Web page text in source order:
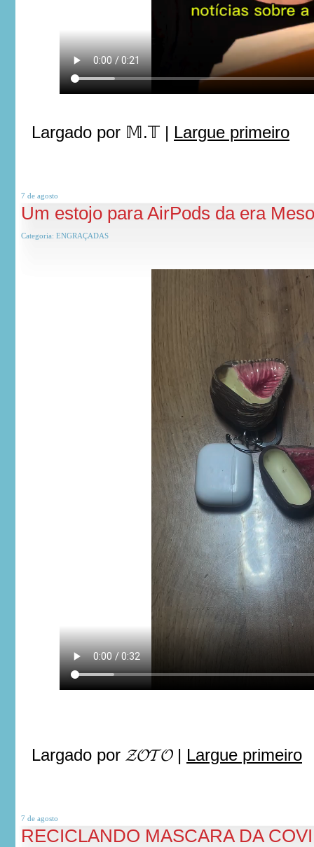
Largado por 𝕄.𝕋 | Largue primeiro
7 de agosto
Um estojo para AirPods da era
Categoria: ENGRAÇADAS
Largado por 𝓩𝓞𝓣𝓞| Largue primeiro
7 de agosto
RECICLANDO MASCARA DA